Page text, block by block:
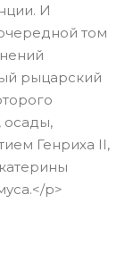
И
том
рыцарский
осады,
Генриха II,
p>